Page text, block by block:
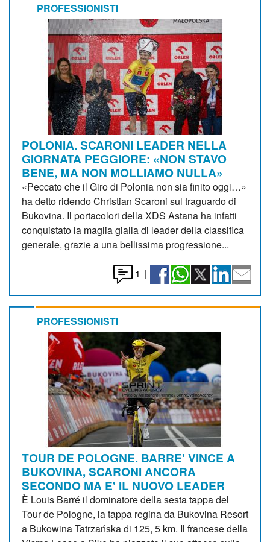
PROFESSIONISTI
POLONIA. SCARONI LEADER NELLA
GIORNATA PEGGIORE: «NON STAVO
BENE, MA NON MOLLIAMO NULLA»
«Peccato che il Giro di Polonia non sia finito oggi…»
ha detto ridendo Christian Scaroni sul traguardo di
Bukovina. Il portacolori della XDS Astana ha infatti
conquistato la maglia gialla di leader della classifica
generale, grazie a una bellissima progressione...
1 |
PROFESSIONISTI
TOUR DE POLOGNE. BARRE' VINCE A
BUKOVINA, SCARONI ANCORA
SECONDO MA E' IL NUOVO LEADER
È Louis Barré il dominatore della sesta tappa del
Tour de Pologne, la tappa regina da Bukovina Resort
a Bukowina Tatrzańska di 125, 5 km. Il francese della